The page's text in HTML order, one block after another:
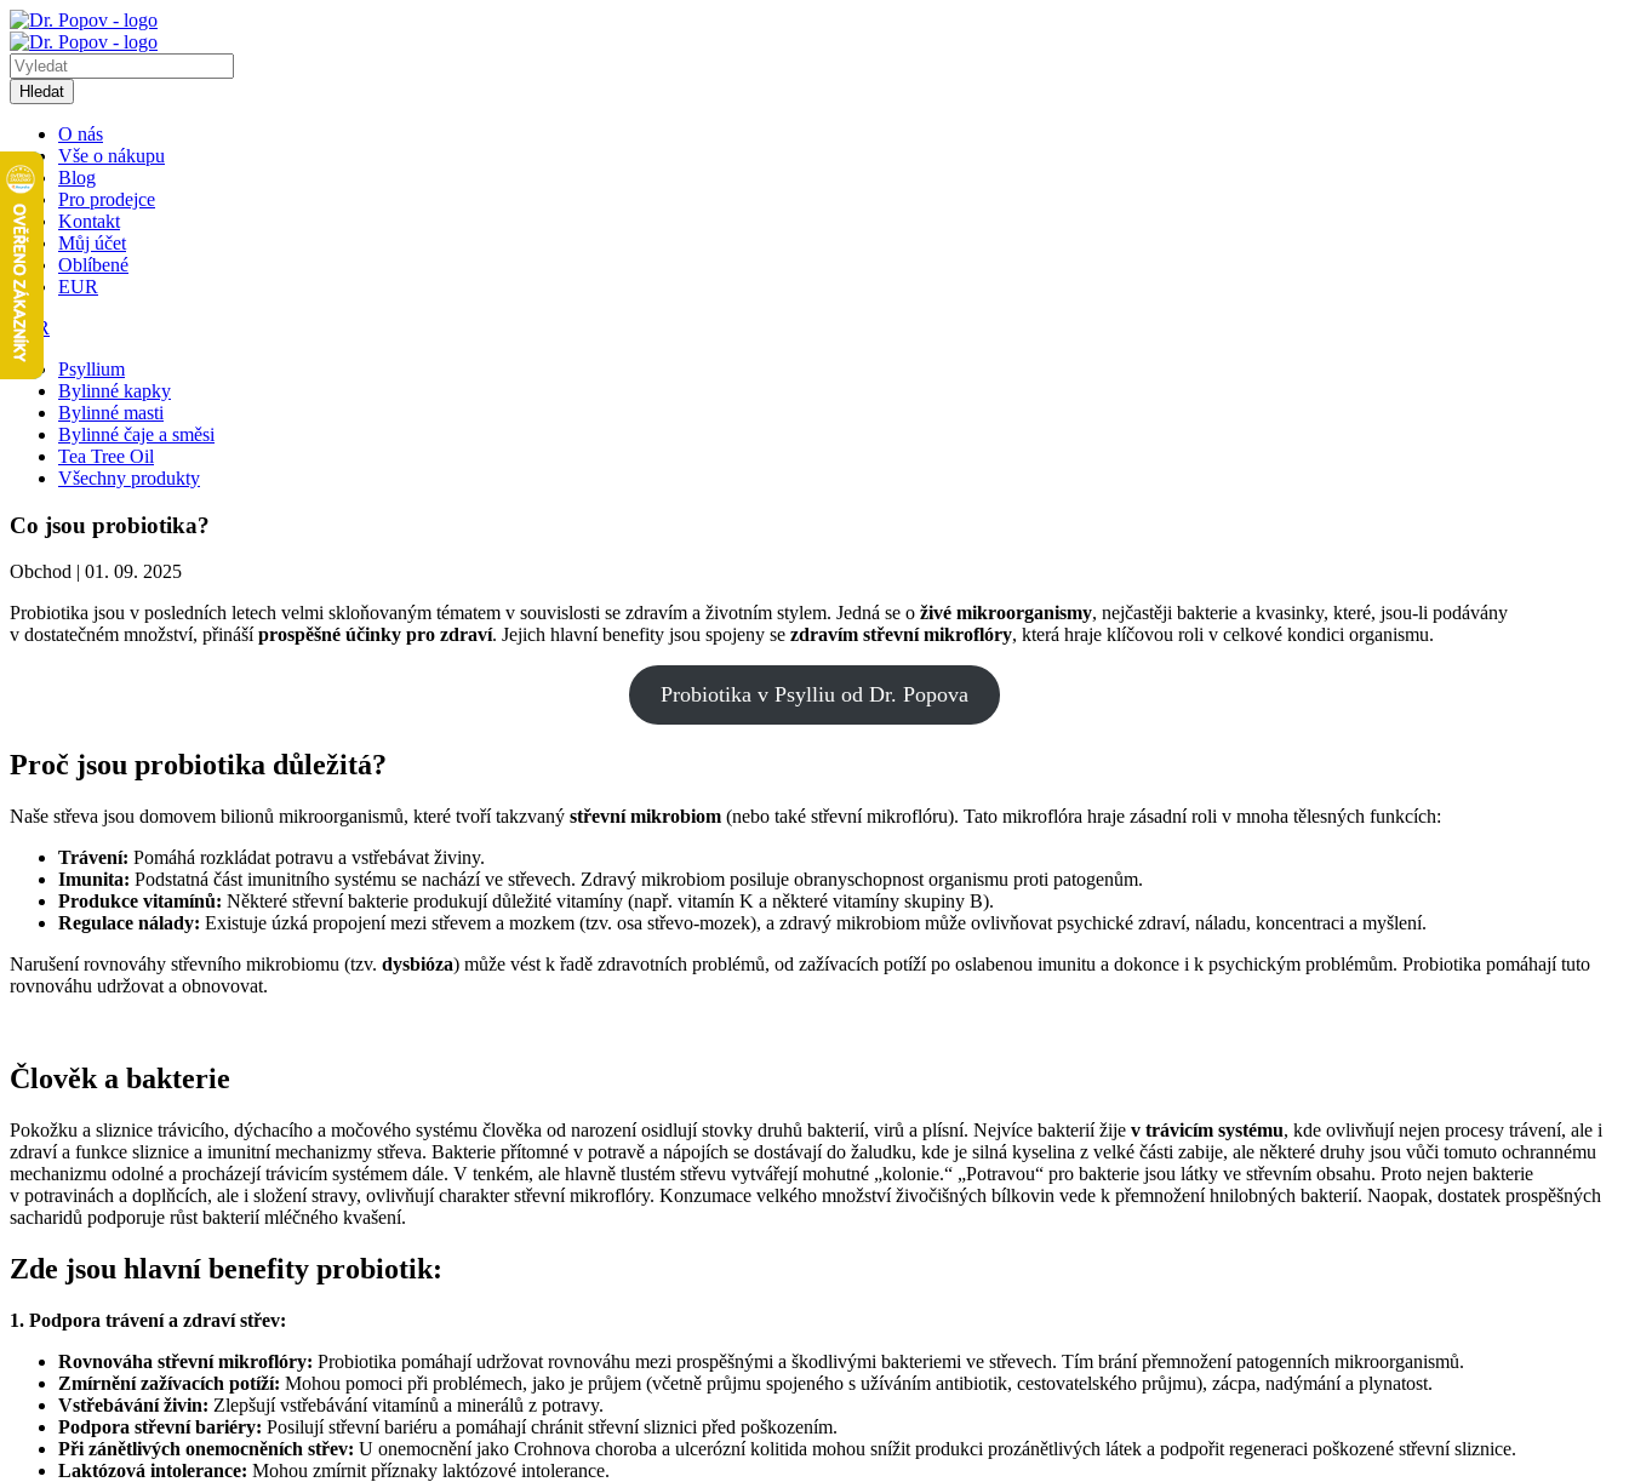
Hledat
O nás
Vše o nákupu
Blog
Pro prodejce
Kontakt
Můj účet
Oblíbené
EUR
EUR
Psyllium
Bylinné kapky
Bylinné masti
Bylinné čaje a směsi
Tea Tree Oil
Všechny produkty
Co jsou probiotika?
Obchod | 01. 09. 2025
Probiotika jsou v posledních letech velmi skloňovaným tématem v souvislosti se zdravím a životním stylem. Jedná se o živé mikroorganismy, nejčastěji bakterie a kvasinky, které, jsou-li podávány
v dostatečném množství, přinášíprospěšné účinky pro zdraví. Jejich hlavní benefity jsou spojeny se zdravím střevní mikroflóry, která hraje klíčovou roli v celkové kondici organismu.
Probiotika v Psylliu od Dr. Popova
Proč jsou probiotika důležitá?
Naše střeva jsou domovem bilionů mikroorganismů, které tvoří takzvaný střevní mikrobiom (nebo také střevní mikroflóru). Tato mikroflóra hraje zásadní roli v mnoha tělesných funkcích:
Trávení: Pomáhá rozkládat potravu a vstřebávat živiny.
Imunita: Podstatná část imunitního systému se nachází ve střevech. Zdravý mikrobiom posiluje obranyschopnost organismu proti patogenům.
Produkce vitamínů: Některé střevní bakterie produkují důležité vitamíny (např. vitamín K a některé vitamíny skupiny B).
Regulace nálady: Existuje úzká propojení mezi střevem a mozkem (tzv. osa střevo-mozek), a zdravý mikrobiom může ovlivňovat psychické zdraví, náladu, koncentraci a myšlení.
Narušení rovnováhy střevního mikrobiomu (tzv. dysbióza) může vést k řadě zdravotních problémů, od zažívacích potíží po oslabenou imunitu a dokonce i k psychickým problémům. Probiotika pomáhají tuto
rovnováhu udržovat a obnovovat.
Člověk a bakterie
Pokožku a sliznice trávicího, dýchacího a močového systému člověka od narození osidlují stovky druhů bakterií, virů a plísní. Nejvíce bakterií žije v trávicím systému, kde ovlivňují nejen procesy trávení, ale i
zdraví a funkce sliznice a imunitní mechanizmy střeva. Bakterie přítomné v potravě a nápojích se dostávají do žaludku, kde je silná kyselina z velké části zabije, ale některé druhy jsou vůči tomuto ochrannému
mechanizmu odolné a procházejí trávicím systémem dále. V tenkém, ale hlavně tlustém střevu vytvářejí mohutné „kolonie.“ „Potravou“ pro bakterie jsou látky ve střevním obsahu. Proto nejen bakterie
v potravinách a doplňcích, ale i složení stravy, ovlivňují charakter střevní mikroflóry. Konzumace velkého množství živočišných bílkovin vede k přemnožení hnilobných bakterií. Naopak, dostatek prospěšných
sacharidů podporuje růst bakterií mléčného kvašení.
Zde jsou hlavní benefity probiotik:
1. Podpora trávení a zdraví střev:
Rovnováha střevní mikroflóry: Probiotika pomáhají udržovat rovnováhu mezi prospěšnými a škodlivými bakteriemi ve střevech. Tím brání přemnožení patogenních mikroorganismů.
Zmírnění zažívacích potíží: Mohou pomoci při problémech, jako je průjem (včetně průjmu spojeného s užíváním antibiotik, cestovatelského průjmu), zácpa, nadýmání a plynatost.
Vstřebávání živin: Zlepšují vstřebávání vitamínů a minerálů z potravy.
Podpora střevní bariéry: Posilují střevní bariéru a pomáhají chránit střevní sliznici před poškozením.
Při zánětlivých onemocněních střev: U onemocnění jako Crohnova choroba a ulcerózní kolitida mohou snížit produkci prozánětlivých látek a podpořit regeneraci poškozené střevní sliznice.
Laktózová intolerance: Mohou zmírnit příznaky laktózové intolerance.